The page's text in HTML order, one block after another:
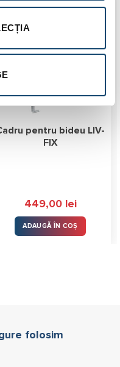
pentru bideu LIV-
FIX
449,00 lei
ADAUGĂ ÎN COȘ
folosim